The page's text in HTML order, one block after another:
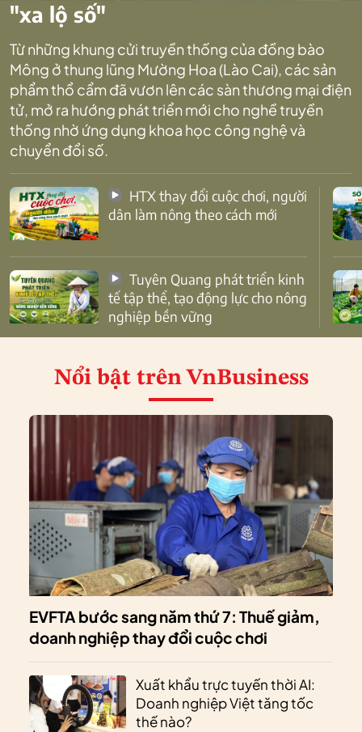
"xa lộ số"
Từ những khung cửi truyền thống của đồng bào
Mông ở thung lũng Mường Hoa (Lào Cai), các sản
phẩm thổ cẩm đã vươn lên các sàn thương mại điện
tử, mở ra hướng phát triển mới cho nghề truyền
thống nhờ ứng dụng khoa học công nghệ và
chuyển đổi số.
dân làm nông theo cách mới
tế tập thể, tạo động lực cho nông
nghiệp bền vững
Nổi bật trên VnBusiness
EVFTA bước sang năm thứ 7: Thuế giảm,
doanh nghiệp thay đổi cuộc chơi
Xuất khẩu trực tuyến thời AI:
Doanh nghiệp Việt tăng tốc
thế nào?